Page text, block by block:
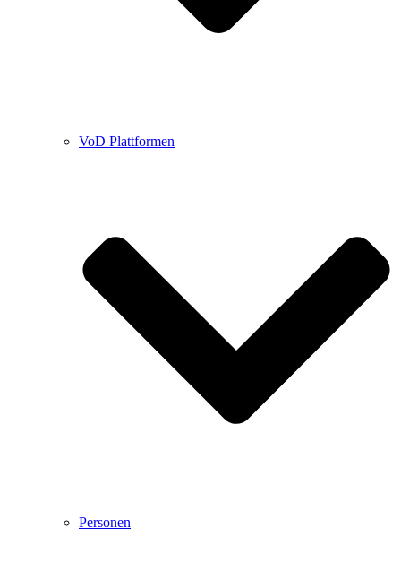
VoD Plattformen
Personen